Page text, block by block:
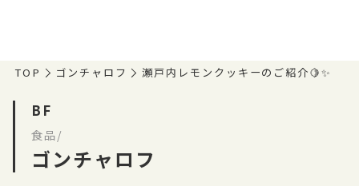
TOP ゴンチャロフ 瀬戸内レモンクッキーのご紹介🍋✨
BF
食品/
ゴンチャロフ